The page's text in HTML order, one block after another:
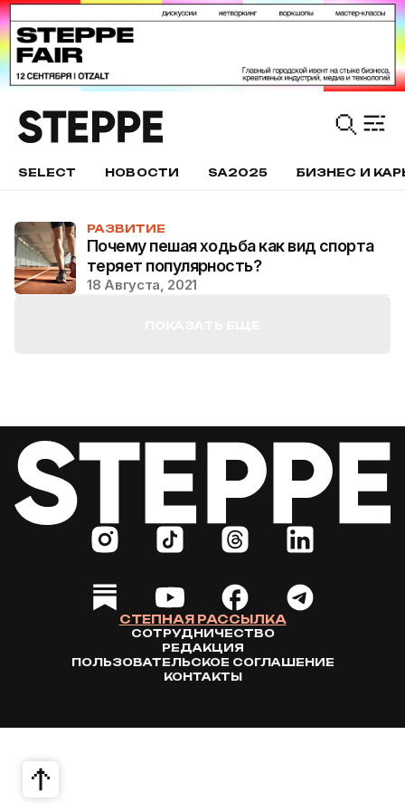
SELECT НОВОСТИ SA2025 БИЗНЕС И
РАЗВИТИЕ
Почему пешая ходьба как вид спорта
теряет популярность?
18 Августа, 2021
СТЕПНАЯ РАССЫЛКА
СОТРУДНИЧЕСТВО
РЕДАКЦИЯ
ПОЛЬЗОВАТЕЛЬСКОЕ СОГЛАШЕНИЕ
КОНТАКТЫ